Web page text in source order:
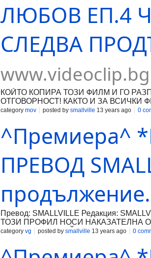
ЛЮБОВ ЕП.4
СЛЕДВА
www.videoclip.bg
КОЙТО КОПИРА ТОЗИ ФИЛМ И ГО
ОТГОВОРНОСТ! КАКТО И ЗА ВСИЧКИ
FILMS 2013®
category mov posted by smallville 13 years ago 0
^Премиера^
ПРЕВОД
Превод: SMALLVILLE Редакция:
ТОЗИ ПРОФИЛ НОСИ НАКАЗАТЕЛНА
КАЧВАМE ВЪВ САЙТА!!!! SMALLVILLE
category vg posted by smallville 13 years ago 0